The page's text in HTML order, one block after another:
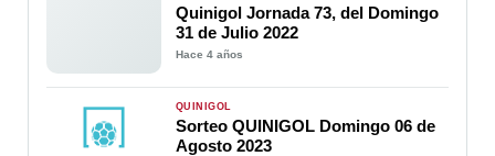
Quinigol Jornada 73, del Domingo
31 de Julio 2022
Hace 4 años
QUINIGOL
Sorteo QUINIGOL Domingo 06 de
Agosto 2023